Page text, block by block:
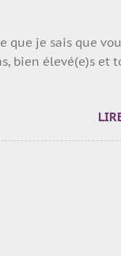
que je sais que
bien élevé(e)s et
et les vacances
bonjour... :-S